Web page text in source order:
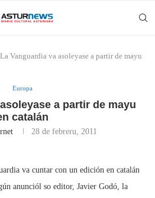
La Vanguardia va asoleyase a partir de mayu
Europa
a partir de mayu
catalán
28 de febreru, 2011
va cuntar con un edición en catalán
anunciól so editor, Javier Godó, la